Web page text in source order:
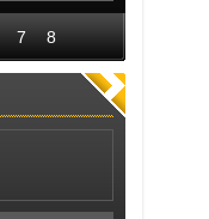
ile
boyacısı
güldüren
diyalog
7 8